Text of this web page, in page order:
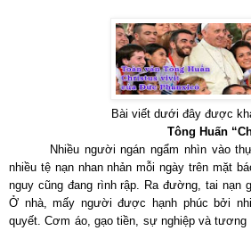
Bài viết dưới đây được
Tông Huấn
Nhiều người ngán ngẩm nhìn vào
nhiều tệ nạn nhan nhản mỗi ngày trên mặt
nguy cũng đang rình rập. Ra đường, tai nạn
Ở nhà, mấy người được hạnh phúc bởi
quyết. Cơm áo, gạo tiền, sự nghiệp và tương